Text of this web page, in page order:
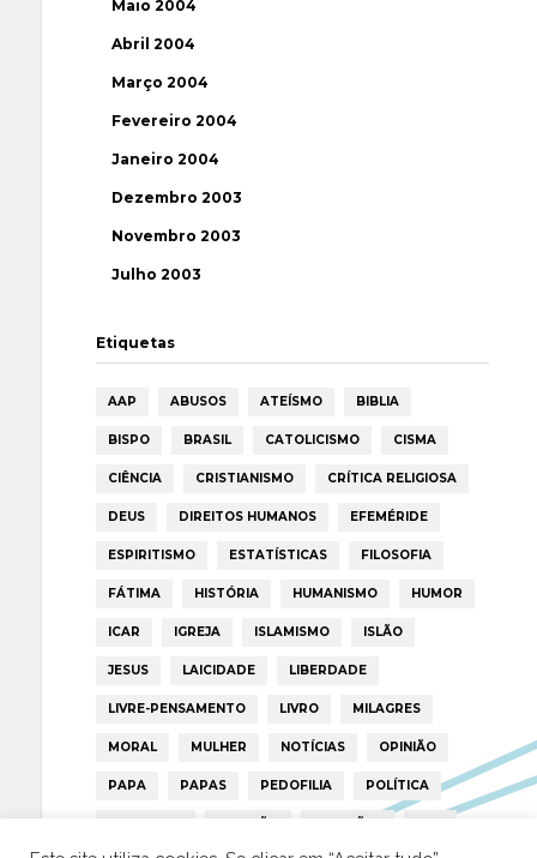
Maio 2004
Abril 2004
Março 2004
Fevereiro 2004
Janeiro 2004
Dezembro 2003
Novembro 2003
Julho 2003
Etiquetas
AAP ABUSOS ATEÍSMO BIBLIA
BISPO BRASIL CATOLICISMO CISMA
CIÊNCIA CRISTIANISMO CRÍTICA RELIGIOSA
DEUS DIREITOS HUMANOS EFEMÉRIDE
ESPIRITISMO ESTATÍSTICAS FILOSOFIA
FÁTIMA HISTÓRIA HUMANISMO HUMOR
ICAR IGREJA ISLAMISMO ISLÃO
JESUS LAICIDADE LIBERDADE
LIVRE-PENSAMENTO LIVRO MILAGRES
MORAL MULHER NOTÍCIAS OPINIÃO
PAPA PAPAS PEDOFILIA POLÍTICA
PORTUGAL RELIGIÃO RELIGIÕES RTP